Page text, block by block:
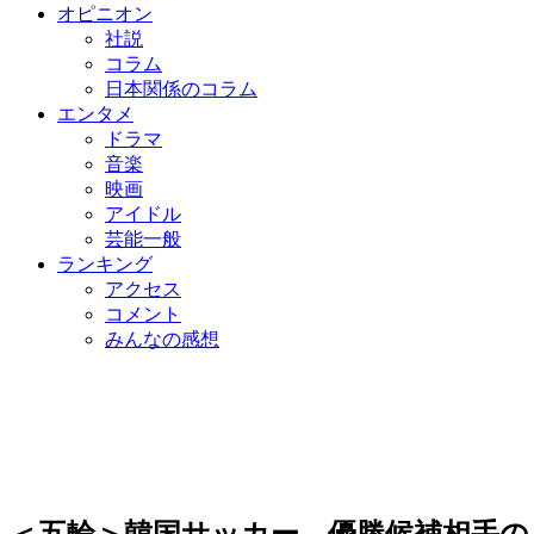
オピニオン
社説
コラム
日本関係のコラム
エンタメ
ドラマ
音楽
映画
アイドル
芸能一般
ランキング
アクセス
コメント
みんなの感想